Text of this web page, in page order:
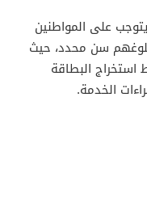
عبر مراكز الخدمة
جديدة أون لاين
على المواطنين
سن محدد، حيث
البطاقة
الخدمة.